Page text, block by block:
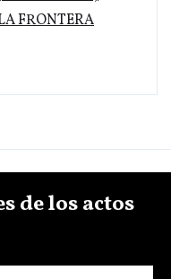
FRONTERA
de los actos